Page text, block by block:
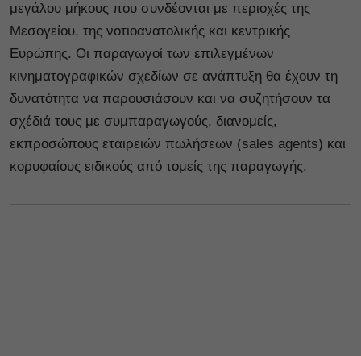
μεγάλου μήκους που συνδέονται με περιοχές της
Μεσογείου, της νοτιοανατολικής και κεντρικής
Ευρώπης. Οι παραγωγοί των επιλεγμένων
κινηματογραφικών σχεδίων σε ανάπτυξη θα έχουν τη
δυνατότητα να παρουσιάσουν και να συζητήσουν τα
σχέδιά τους με συμπαραγωγούς, διανομείς,
εκπροσώπους εταιρειών πωλήσεων (sales agents) και
κορυφαίους ειδικούς από τομείς της παραγωγής.